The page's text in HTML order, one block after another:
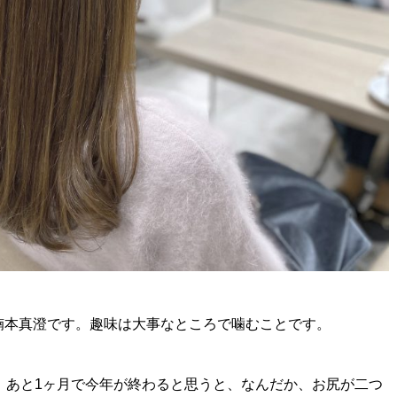
真澄です。趣味は大事なところで噛むことです。
と1ヶ月で今年が終わると思うと、なんだか、お尻が二つ